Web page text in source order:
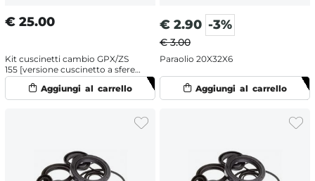
€ 25.00
Kit cuscinetti cambio GPX/ZS
155 [versione cuscinetto a sfere
nel secondario]
€ 2.90 -3%
€ 3.00
Paraolio 20X32X6